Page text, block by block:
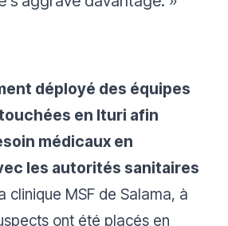
déployé des équipes
en Ituri afin
médicaux en
les autorités sanitaires
clinique MSF de Salama, à
ont été placés en